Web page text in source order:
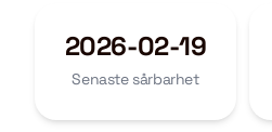
2026-02-19
Senaste sårbarhet